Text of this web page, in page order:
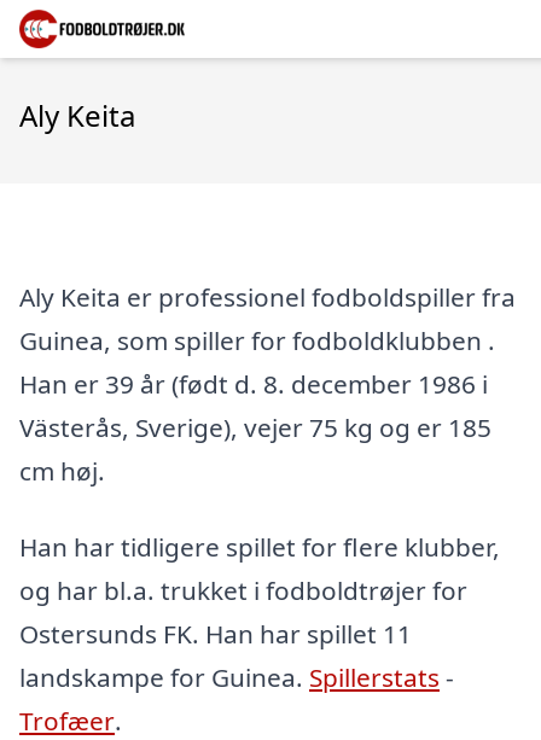
Aly Keita
Aly Keita er professionel fodboldspiller fra
Guinea, som spiller for fodboldklubben .
Han er 39 år (født d. 8. december 1986 i
Västerås, Sverige), vejer 75 kg og er 185
cm høj.
Han har tidligere spillet for flere klubber,
og har bl.a. trukket i fodboldtrøjer for
Ostersunds FK. Han har spillet 11
landskampe for Guinea. Spillerstats -
Trofæer.